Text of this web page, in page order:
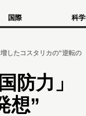
国際 科学
したコスタリカの“逆転の
防力」
想”